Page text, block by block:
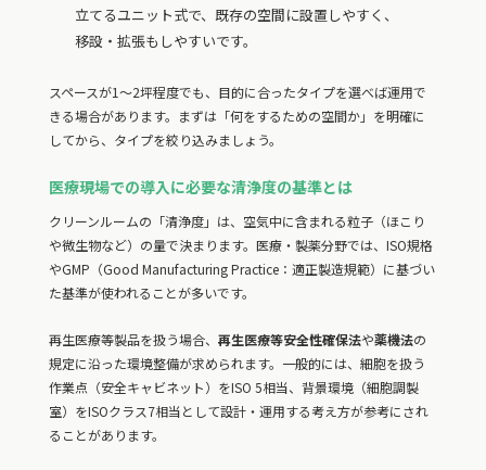
立てるユニット式で、既存の空間に設置しやすく、
移設・拡張もしやすいです。
スペースが1〜2坪程度でも、目的に合ったタイプを選べば運用で
きる場合があります。まずは「何をするための空間か」を明確に
してから、タイプを絞り込みましょう。
医療現場での導入に必要な清浄度の基準とは
クリーンルームの「清浄度」は、空気中に含まれる粒子（ほこり
や微生物など）の量で決まります。医療・製薬分野では、ISO規格
やGMP（Good Manufacturing Practice：適正製造規範）に基づい
た基準が使われることが多いです。
再生医療等製品を扱う場合、 再生医療等安全性確保法や薬機法の
規定に沿った環境整備が求められます。一般的には、細胞を扱う
作業点（安全キャビネット）をISO 5相当、背景環境（細胞調製
室）をISOクラス7相当として設計・運用する考え方が参考にされ
ることがあります。